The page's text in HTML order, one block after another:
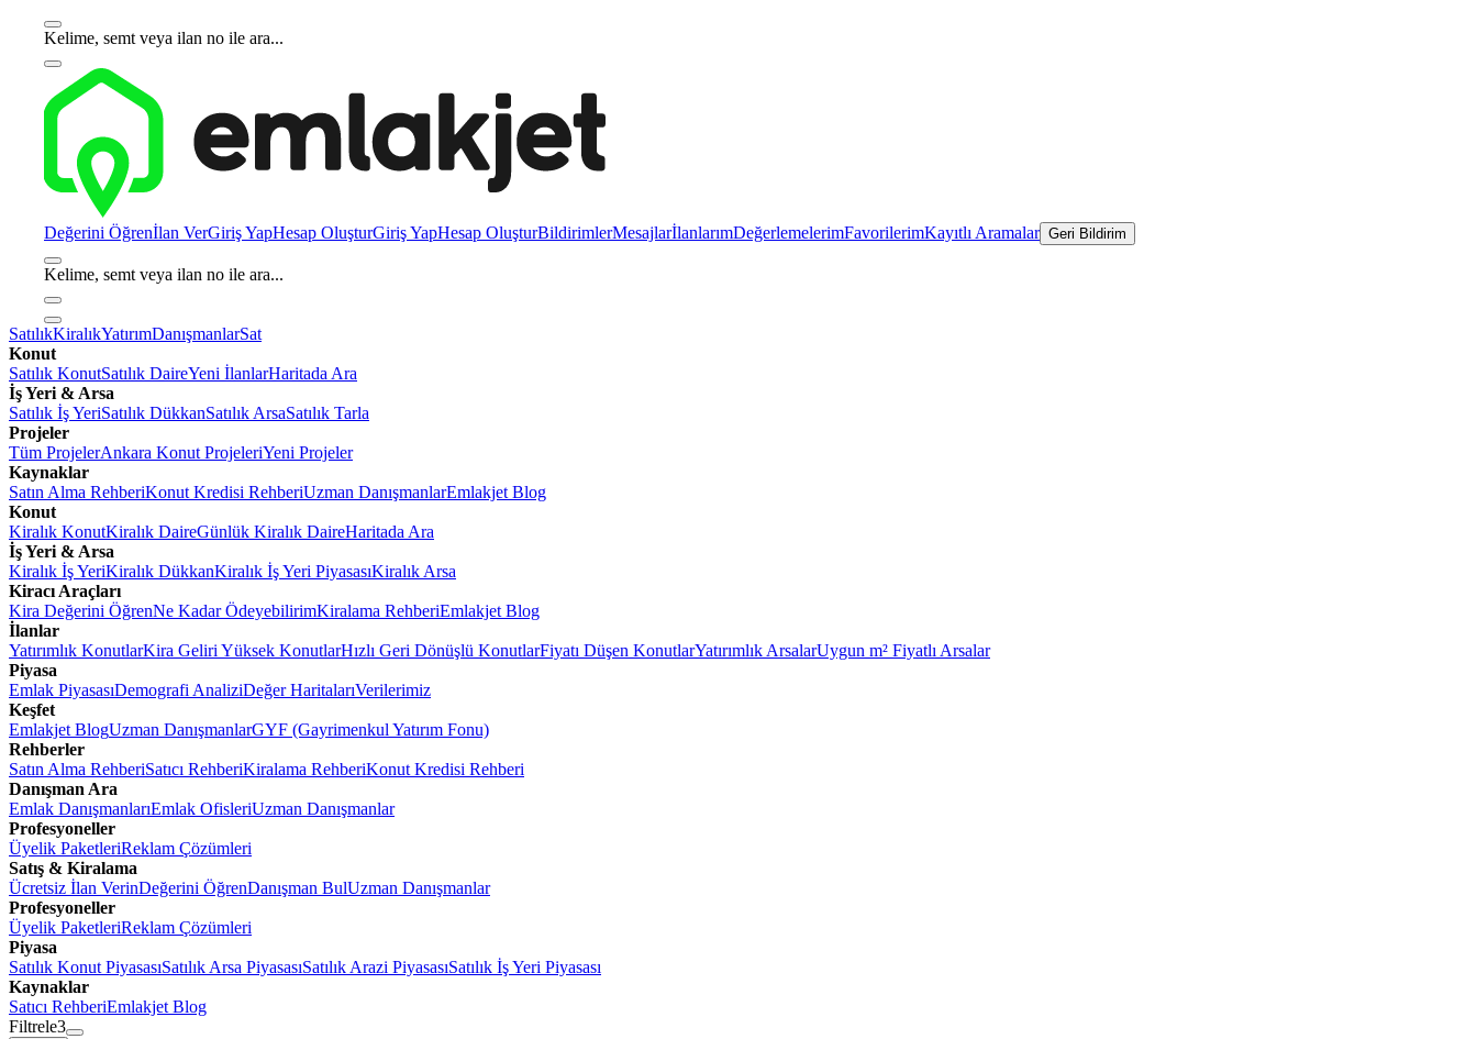
Kelime, semt veya ilan no ile ara...
Değerini Öğrenİlan VerGiriş YapHesap OluşturGiriş YapHesap OluşturBildirimlerMesajlarİlanlarımDeğerlemelerimFavorilerimKayıtlı Aramalar Geri Bildirim
Kelime, semt veya ilan no ile ara...
SatılıkKiralıkYatırımDanışmanlarSat
Konut
Satılık KonutSatılık DaireYeni İlanlarHaritada Ara
İş Yeri & Arsa
Satılık İş YeriSatılık DükkanSatılık ArsaSatılık Tarla
Projeler
Tüm ProjelerAnkara Konut ProjeleriYeni Projeler
Kaynaklar
Satın Alma RehberiKonut Kredisi RehberiUzman DanışmanlarEmlakjet Blog
Konut
Kiralık KonutKiralık DaireGünlük Kiralık DaireHaritada Ara
İş Yeri & Arsa
Kiralık İş YeriKiralık DükkanKiralık İş Yeri PiyasasıKiralık Arsa
Kiracı Araçları
Kira Değerini ÖğrenNe Kadar ÖdeyebilirimKiralama RehberiEmlakjet Blog
İlanlar
Yatırımlık KonutlarKira Geliri Yüksek KonutlarHızlı Geri Dönüşlü KonutlarFiyatı Düşen KonutlarYatırımlık ArsalarUygun m² Fiyatlı Arsalar
Piyasa
Emlak PiyasasıDemografi AnaliziDeğer HaritalarıVerilerimiz
Keşfet
Emlakjet BlogUzman DanışmanlarGYF (Gayrimenkul Yatırım Fonu)
Rehberler
Satın Alma RehberiSatıcı RehberiKiralama RehberiKonut Kredisi Rehberi
Danışman Ara
Emlak DanışmanlarıEmlak OfisleriUzman Danışmanlar
Profesyoneller
Üyelik PaketleriReklam Çözümleri
Satış & Kiralama
Ücretsiz İlan VerinDeğerini ÖğrenDanışman BulUzman Danışmanlar
Profesyoneller
Üyelik PaketleriReklam Çözümleri
Piyasa
Satılık Konut PiyasasıSatılık Arsa PiyasasıSatılık Arazi PiyasasıSatılık İş Yeri Piyasası
Kaynaklar
Satıcı RehberiEmlakjet Blog
Filtrele3